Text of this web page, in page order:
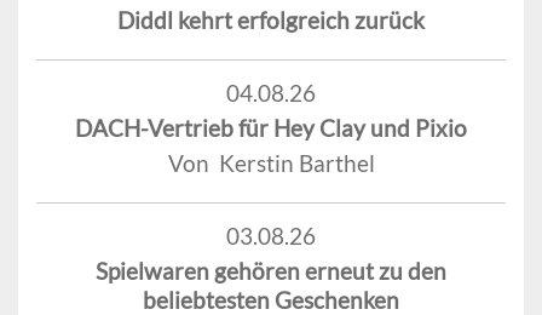
Diddl kehrt erfolgreich zurück
04.08.26
DACH-Vertrieb für Hey Clay und Pixio
Von Kerstin Barthel
03.08.26
Spielwaren gehören erneut zu den
beliebtesten Geschenken